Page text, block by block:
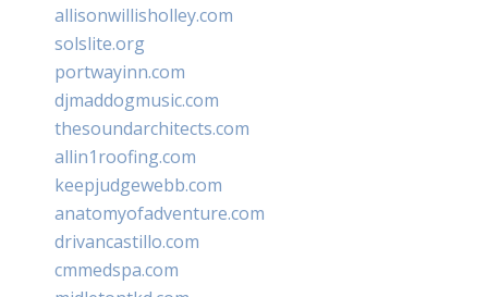
allisonwillisholley.com
solslite.org
portwayinn.com
djmaddogmusic.com
thesoundarchitects.com
allin1roofing.com
keepjudgewebb.com
anatomyofadventure.com
drivancastillo.com
cmmedspa.com